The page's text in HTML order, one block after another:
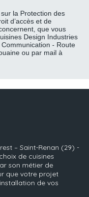
la Protection des
d’accès et de
que vous
Design Industries
- Route
ou par mail à
– Saint-Renan (29) -
de cuisines
son métier de
que votre projet
de vos